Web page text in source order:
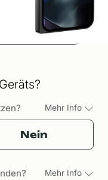
Mehr Info
Nein
Mehr Info